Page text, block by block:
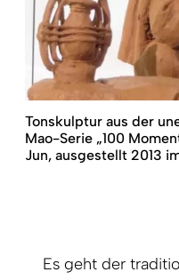
Tonskulptur aus der
Mao-Serie „100
Jun, ausgestellt 2013
Es geht der